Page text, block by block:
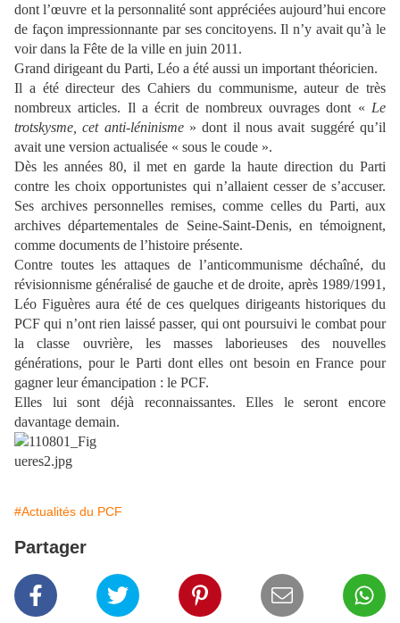
dont l’œuvre et la personnalité sont appréciées aujourd’hui encore
de façon impressionnante par ses concitoyens. Il n’y avait qu’à le
voir dans la Fête de la ville en juin 2011.
Grand dirigeant du Parti, Léo a été aussi un important théoricien.
Il a été directeur des Cahiers du communisme, auteur de très
nombreux articles. Il a écrit de nombreux ouvrages dont « Le
trotskysme, cet anti-léninisme» dont il nous avait suggéré qu’il
avait une version actualisée « sous le coude ».
Dès les années 80, il met en garde la haute direction du Parti
contre les choix opportunistes qui n’allaient cesser de s’accuser.
Ses archives personnelles remises, comme celles du Parti, aux
archives départementales de Seine-Saint-Denis, en témoignent,
comme documents de l’histoire présente.
Contre toutes les attaques de l’anticommunisme déchaîné, du
révisionnisme généralisé de gauche et de droite, après 1989/1991,
Léo Figuères aura été de ces quelques dirigeants historiques du
PCF qui n’ont rien laissé passer, qui ont poursuivi le combat pour
la classe ouvrière, les masses laborieuses des nouvelles
générations, pour le Parti dont elles ont besoin en France pour
gagner leur émancipation : le PCF.
Elles lui sont déjà reconnaissantes. Elles le seront encore
davantage demain.
#Actualités du PCF
Partager